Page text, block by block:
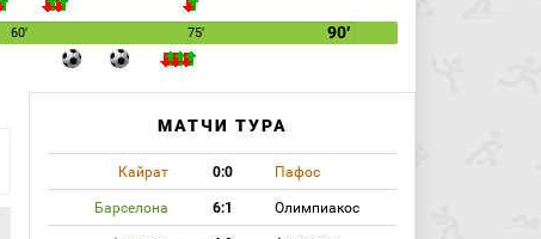
60′ 75′ 90′
МАТЧИ ТУРА
Кайрат 0:0 Пафос
Барселона 6:1 Олимпиакос